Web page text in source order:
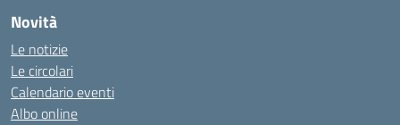
Novità
Le notizie
Le circolari
Calendario eventi
Albo online